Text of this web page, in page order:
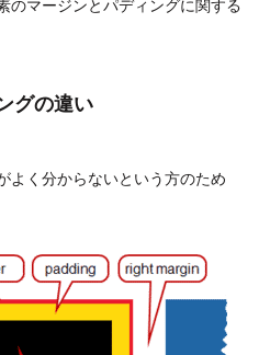
グの違い
よく分からないという方のため